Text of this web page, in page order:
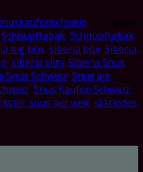
Schnupftabak Schnupftabak
big box siberia box Siberia
siberia slim Siberia Snus
Snus Schweiz Snus am
Snus Kaufen Schweiz
snus der welt stärkstes